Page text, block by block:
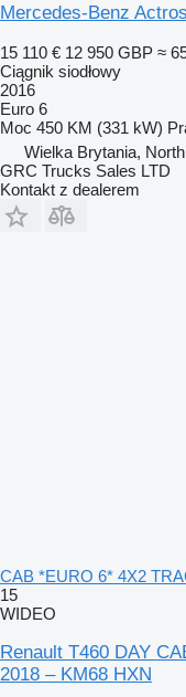
Mercedes-Benz
15 110 € 12 950 GBP ≈
Ciągnik siodłowy
2016
Euro 6
Moc 450 KM (331 kW)
Wielka Brytania,
GRC Trucks Sales LTD
Kontakt z dealerem
CAB *EURO 6* 4X2
15
WIDEO
Renault T460 DAY
2018 – KM68 HXN